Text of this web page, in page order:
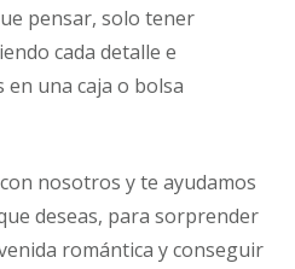
pensar, solo tener
cada detalle e
una caja o bolsa
nosotros y te ayudamos
deseas, para sorprender
romántica y conseguir